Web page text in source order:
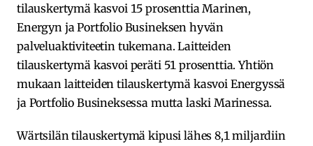
tilauskertymä kasvoi 15 prosenttia Marinen,
Energyn ja Portfolio Busineksen hyvän
palveluaktiviteetin tukemana. Laitteiden
tilauskertymä kasvoi peräti 51 prosenttia. Yhtiön
mukaan laitteiden tilauskertymä kasvoi Energyssä
ja Portfolio Busineksessa mutta laski Marinessa.
Wärtsilän tilauskertymä kipusi lähes 8,1 miljardiin